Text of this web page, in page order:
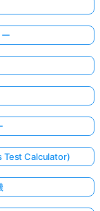
Test Calculator)